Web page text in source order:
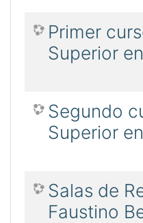
Primer
Superior
Segundo
Superior
Salas de
Faustino